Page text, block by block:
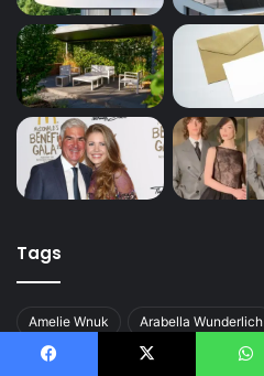
Tags
Amelie Wnuk Arabella Wunderlich
Birgit Schrowange Todesursache